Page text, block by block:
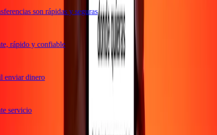
son rápidas y seguras
rápido y confiable
dinero
servicio